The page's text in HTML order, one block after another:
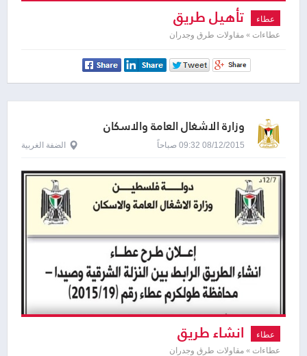
عطاء تأهيل طريق
عطاءات » مقاولات طرق وجدران
وزارة الاشغال العامة والاسكان
08/12/2015 09:32 صباحاً الضفة الغربية
عطاء انشاء طريق
عطاءات » مقاولات طرق وجدران